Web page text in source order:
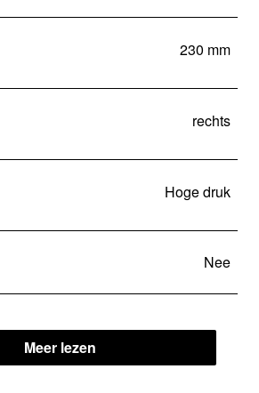
230 mm
rechts
Hoge druk
Nee
Meer lezen